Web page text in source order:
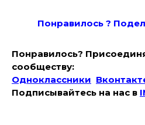
Понравилось ? Поде
Понравилось?
сообществу:
Одноклассники
Подписывайтесь на наc в